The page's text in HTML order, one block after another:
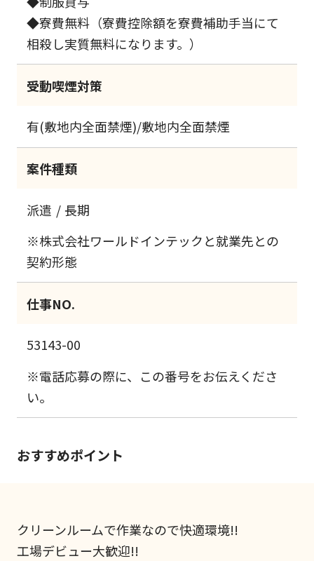
◆寮費無料（寮費控除額を寮費補助手当にて
相殺し実質無料になります。）
受動喫煙対策
有(敷地内全面禁煙)/敷地内全面禁煙
案件種類
派遣
長期
※株式会社ワールドインテックと就業先との
契約形態
仕事NO.
53143-00
※電話応募の際に、この番号をお伝えくださ
い。
おすすめポイント
クリーンルームで作業なので快適環境!!
工場デビュー大歓迎!!